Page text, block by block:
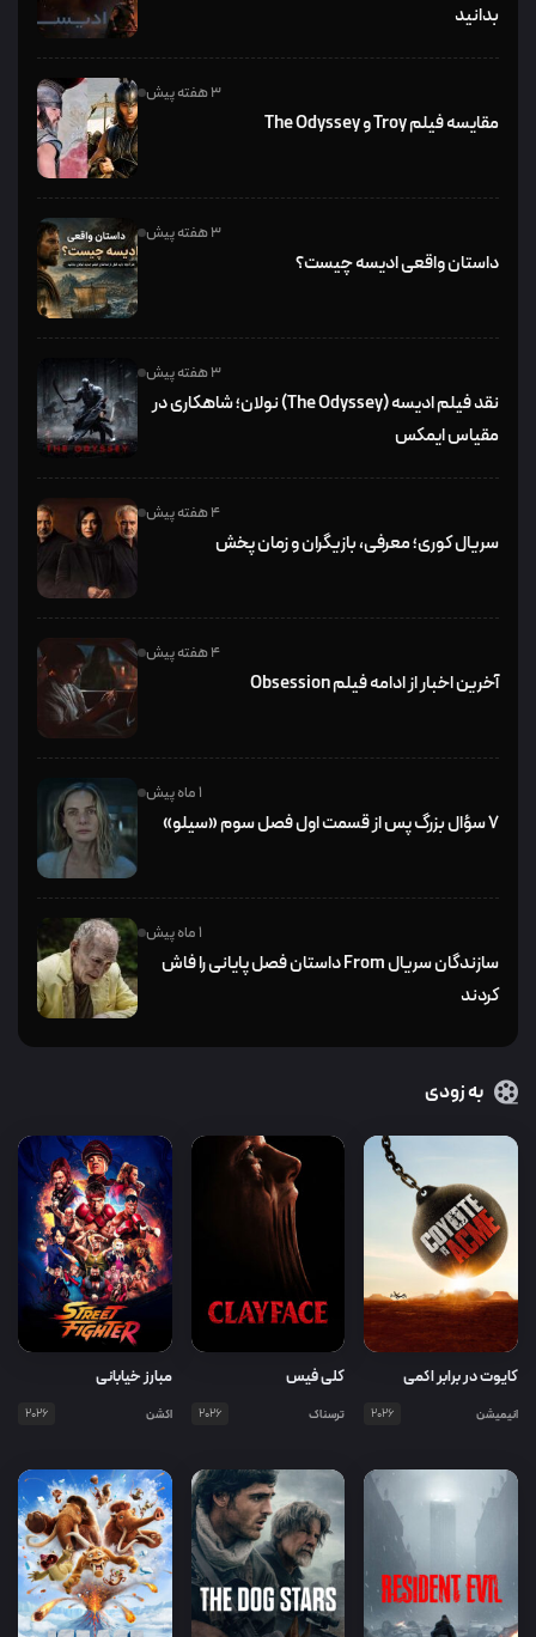
بدانید
3 هفته پیش
مقایسه فیلم Troy و The Odyssey
3 هفته پیش
داستان واقعی ادیسه چیست؟
3 هفته پیش
نقد فیلم ادیسه (The Odyssey) نولان؛ شاهکاری در
مقیاس ایمکس
4 هفته پیش
سریال کوری؛ معرفی، بازیگران و زمان پخش
4 هفته پیش
آخرین اخبار از ادامه فیلم Obsession
1 ماه پیش
۷ سؤال بزرگ پس از قسمت اول فصل سوم «سیلو»
1 ماه پیش
سازندگان سریال From داستان فصل پایانی را فاش
کردند
به زودی
کایوت در برابر اکمی
انیمیشن 2026
کلی فیس
ترسناک 2026
مبارز خیابانی
اکشن 2026